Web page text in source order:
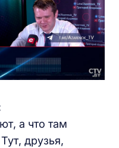
а что там
друзья,